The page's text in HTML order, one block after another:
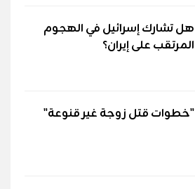
هل تشارك إسرائيل في الهجوم
المرتقب على إيران؟
"خطوات قتل زوجة غير قنوعة"